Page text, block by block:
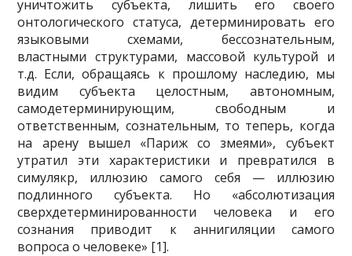
унич­тожить субъекта, лишить его своего
онтологического статуса, детерминировать его
языковыми схемами, бессознательным,
властными структурами, массовой культурой и
т.д. Если, обращаясь к прошлому на­следию, мы
видим субъекта целостным, автономным,
самодетерминирующим, свободным и
ответственным, сознательным, то теперь, когда
на арену вышел «Париж со змеями», субъект
утратил эти характе­ристики и превратился в
симулякр, иллюзию самого себя — иллюзию
подлинного субъекта. Но «абсолю­тизация
сверхдетерминированности человека и его
сознания приводит к аннигиляции самого
вопроса о человеке» [1].